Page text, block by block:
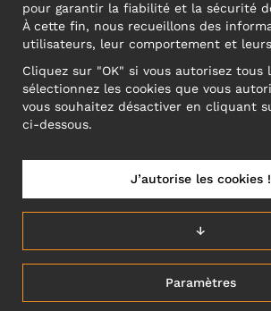
ADRESSE
Narva mnt 5, EE-10117
Reg: 12356245
ATTENTION ! N'envoyez pas les retours
FRANCE/FRANÇAIS (FR)
pour garantir la fiabilité et la sécurité
À cette fin, nous recueillons des
utilisateurs, leur comportement et
Cliquez sur "OK" si vous autorisez tous
sélectionnez les cookies que vous
vous souhaitez désactiver en cliquant
ci-dessous.
Paramètres
↓
J’autorise les cookies !